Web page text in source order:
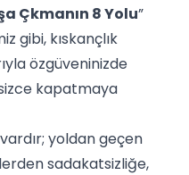
Çkmanın 8 Yolu”
gibi, kıskançlık
özgüveninizde
kapatmaya
yoldan geçen
sadakatsizliğe,